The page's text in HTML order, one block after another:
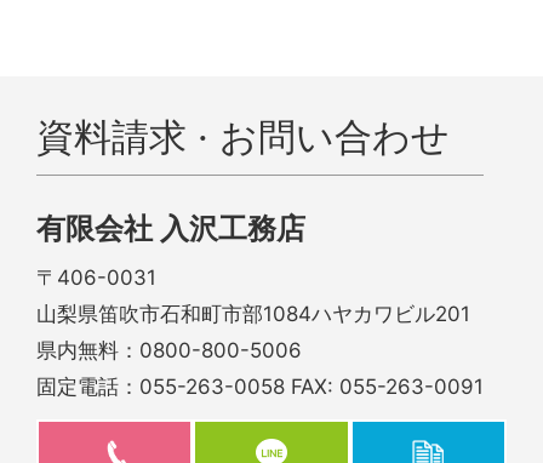
資料請求 · お問い合わせ
有限会社 入沢工務店
〒406-0031
山梨県笛吹市石和町市部1084ハヤカワビル201
県内無料： 0800-800-5006
固定電話： 055-263-0058 FAX: 055-263-0091